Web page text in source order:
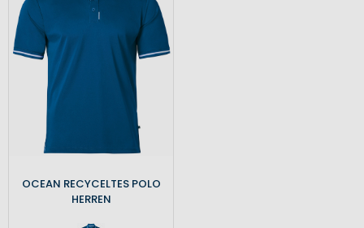
OCEAN RECYCELTES POLO
HERREN